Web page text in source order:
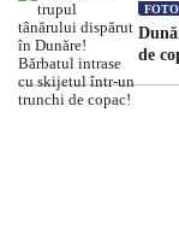
FOTO
de